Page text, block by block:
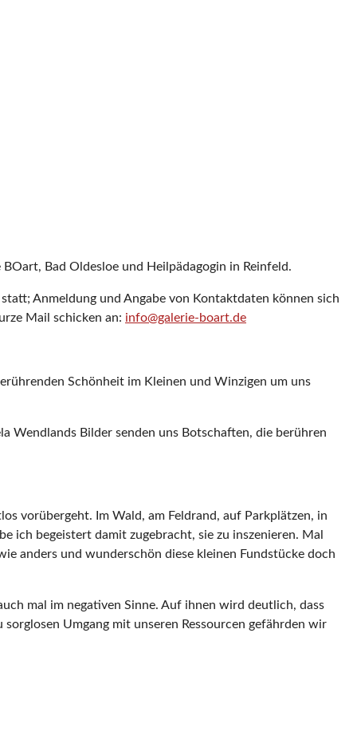
Bad Oldesloe und Heilpädagogin in Reinfeld.
Anmeldung und Angabe von Kontaktdaten können sich
Mail schicken an: info@galerie-boart.de
Schönheit im Kleinen und Winzigen um uns
Wendlands Bilder senden uns Botschaften, die berühren
vorübergeht. Im Wald, am Feldrand, auf Parkplätzen, in
ich begeistert damit zugebracht, sie zu inszenieren. Mal
anders und wunderschön diese kleinen Fundstücke doch
mal im negativen Sinne. Auf ihnen wird deutlich, dass
Umgang mit unseren Ressourcen gefährden wir